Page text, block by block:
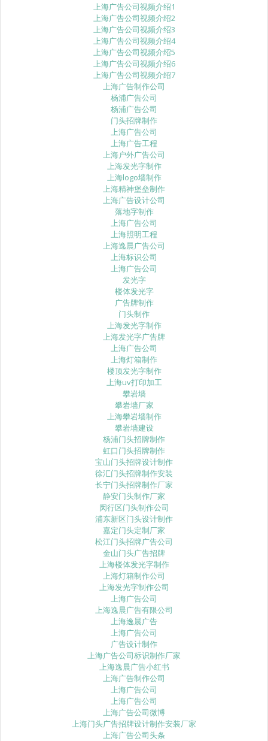
上海广告公司视频介绍1
上海广告公司视频介绍2
上海广告公司视频介绍3
上海广告公司视频介绍4
上海广告公司视频介绍5
上海广告公司视频介绍6
上海广告公司视频介绍7
上海广告制作公司
杨浦广告公司
杨浦广告公司
门头招牌制作
上海广告公司
上海广告工程
上海户外广告公司
上海发光字制作
上海logo墙制作
上海精神堡垒制作
上海广告设计公司
落地字制作
上海广告公司
上海照明工程
上海逸晨广告公司
上海标识公司
上海广告公司
发光字
楼体发光字
广告牌制作
门头制作
上海发光字制作
上海发光字广告牌
上海广告公司
上海灯箱制作
楼顶发光字制作
上海uv打印加工
攀岩墙
攀岩墙厂家
上海攀岩墙制作
攀岩墙建设
杨浦门头招牌制作
虹口门头招牌制作
宝山门头招牌设计制作
徐汇门头招牌制作安装
长宁门头招牌制作厂家
静安门头制作厂家
闵行区门头制作公司
浦东新区门头设计制作
嘉定门头定制厂家
松江门头招牌广告公司
金山门头广告招牌
上海楼体发光字制作
上海灯箱制作公司
上海发光字制作公司
上海广告公司
上海逸晨广告有限公司
上海逸晨广告
上海广告公司
广告设计制作
上海广告公司标识制作厂家
上海逸晨广告小红书
上海广告制作公司
上海广告公司
上海广告公司
上海广告公司微博
上海门头广告招牌设计制作安装厂家
上海广告公司头条